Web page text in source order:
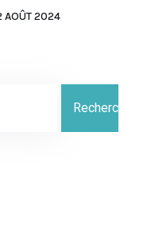
AOÛT 2024
Rechercher